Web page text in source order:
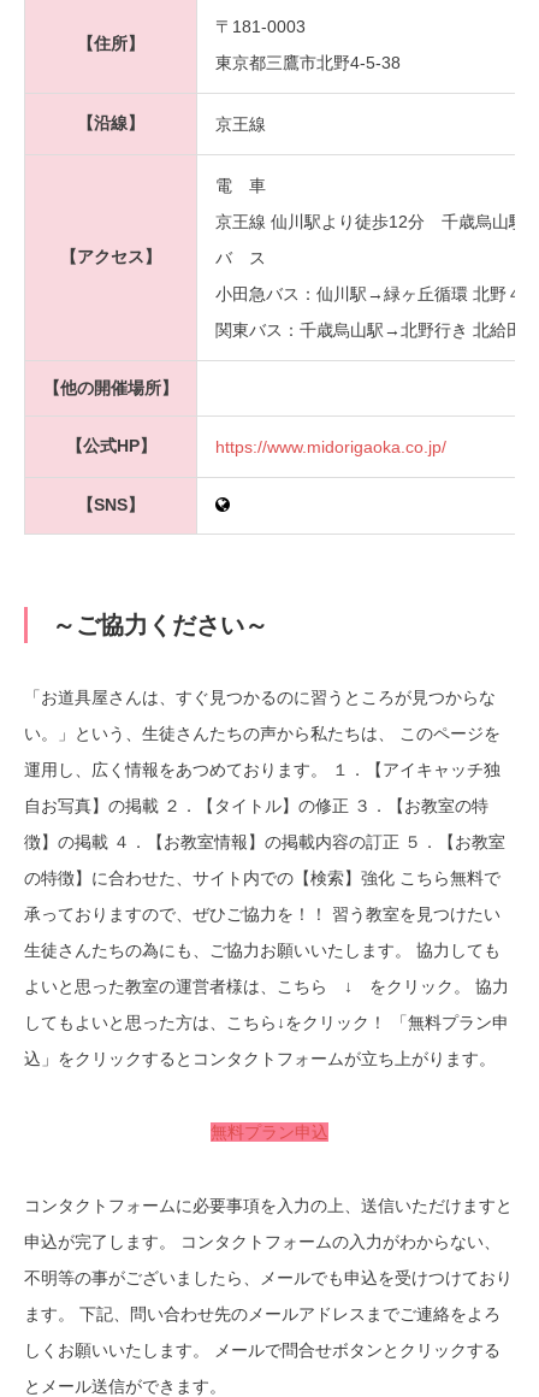
【住所】
〒181-0003
東京都三鷹市北野4-5-38
【沿線】 京王線
【アクセス】
電 車
京王線 仙川駅より徒歩12分 千歳烏山駅
バ ス
小田急バス：仙川駅→緑ヶ丘循環 北野４
関東バス：千歳烏山駅→北野行き 北給田
【他の開催場所】
【公式HP】 https://www.midorigaoka.co.jp/
【SNS】
～ご協力ください～
「お道具屋さんは、すぐ見つかるのに習うところが見つからな
い。」という、生徒さんたちの声から私たちは、 このページを
運用し、広く情報をあつめております。 １．【アイキャッチ独
自お写真】の掲載 ２．【タイトル】の修正 ３．【お教室の特
徴】の掲載 ４．【お教室情報】の掲載内容の訂正 ５．【お教室
の特徴】に合わせた、サイト内での【検索】強化 こちら無料で
承っておりますので、ぜひご協力を！！ 習う教室を見つけたい
生徒さんたちの為にも、ご協力お願いいたします。 協力しても
よいと思った教室の運営者様は、こちら ↓ をクリック。 協力
してもよいと思った方は、こちら↓をクリック！ 「無料プラン申
込」をクリックするとコンタクトフォームが立ち上がります。
無料プラン申込
コンタクトフォームに必要事項を入力の上、送信いただけますと
申込が完了します。 コンタクトフォームの入力がわからない、
不明等の事がございましたら、メールでも申込を受けつけており
ます。 下記、問い合わせ先のメールアドレスまでご連絡をよろ
しくお願いいたします。 メールで問合せボタンとクリックする
とメール送信ができます。